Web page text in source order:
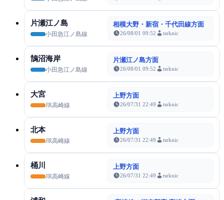
片瀬江ノ島
小田急江ノ島線
相模大野・新宿・千代田線方面
26/08/01 09:52 tsrknic
鵠沼海岸
小田急江ノ島線
片瀬江ノ島方面
26/08/01 09:52 tsrknic
大宮
JR高崎線
上野方面
26/07/31 22:49 tsrknic
北本
JR高崎線
上野方面
26/07/31 22:49 tsrknic
桶川
JR高崎線
上野方面
26/07/31 22:49 tsrknic